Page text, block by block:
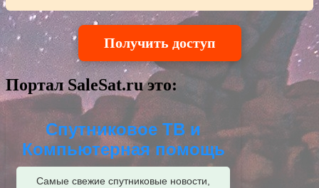
Получить доступ
Портал SaleSat.ru это:
Спутниковое ТВ и
Компьютерная помощь
Самые свежие спутниковые новости,